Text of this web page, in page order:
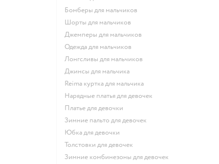
Бомберы для мальчиков
Шорты для мальчиков
Джемперы для мальчиков
Одежда для мальчиков
Лонгсливы для мальчиков
Джинсы для мальчика
Reima куртка для мальчика
Нарядные платья для девочек
Платье для девочки
Зимние пальто для девочек
Юбка для девочки
Толстовки для девочек
Зимние комбинезоны для девочек